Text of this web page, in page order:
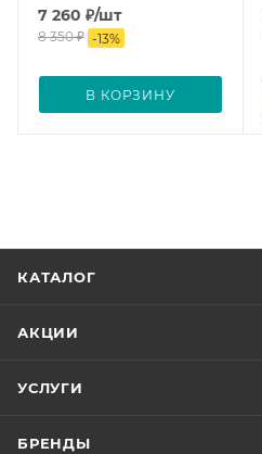
7 260 ₽/шт
8 350₽ -13%
В КОРЗИНУ
КАТАЛОГ
АКЦИИ
УСЛУГИ
БРЕНДЫ